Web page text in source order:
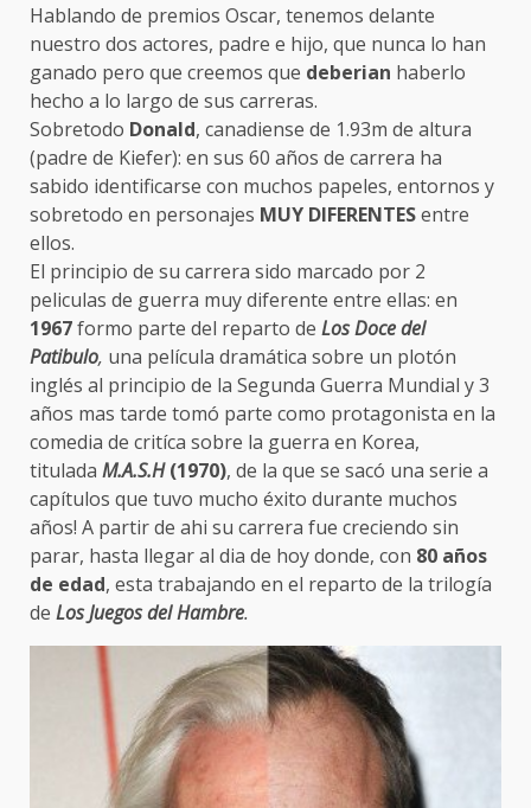
Hablando de premios Oscar, tenemos delante
nuestro dos actores, padre e hijo, que nunca lo han
ganado pero que creemos que deberian haberlo
hecho a lo largo de sus carreras.
Sobretodo Donald, canadiense de 1.93m de altura
(padre de Kiefer): en sus 60 años de carrera ha
sabido identificarse con muchos papeles, entornos y
sobretodo en personajes MUY DIFERENTESentre
ellos.
El principio de su carrera sido marcado por 2
peliculas de guerra muy diferente entre ellas: en
1967formo parte del reparto de Los Doce del
Patibulo, una película dramática sobre un plotón
inglés al principio de la Segunda Guerra Mundial y 3
años mas tarde tomó parte como protagonista en la
comedia de critíca sobre la guerra en Korea,
titulada M.A.S.H(1970), de la que se sacó una serie a
capítulos que tuvo mucho éxito durante muchos
años! A partir de ahi su carrera fue creciendo sin
parar, hasta llegar al dia de hoy donde, con 80 años
de edad, esta trabajando en el reparto de la trilogía
de Los Juegos del Hambre.